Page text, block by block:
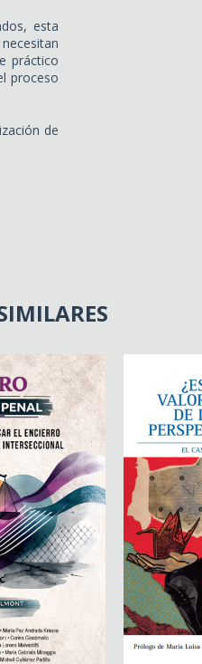
esta
práctico
proceso
de